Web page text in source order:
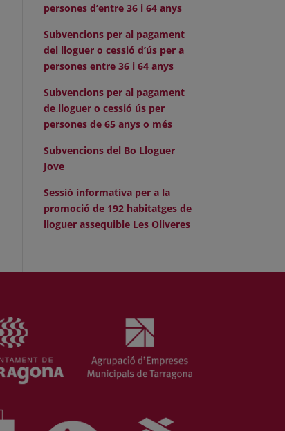
persones d’entre 36 i 64 anys
Subvencions per al pagament
del lloguer o cessió d’ús per a
persones entre 36 i 64 anys
Subvencions per al pagament
de lloguer o cessió ús per
persones de 65 anys o més
Subvencions del Bo Lloguer
Jove
Sessió informativa per a la
promoció de 192 habitatges de
lloguer assequible Les Oliveres